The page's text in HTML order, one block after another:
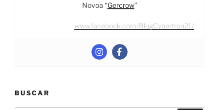
Novoa “Gercrow”
www.facebook.com/BlogCybertron21/
BUSCAR